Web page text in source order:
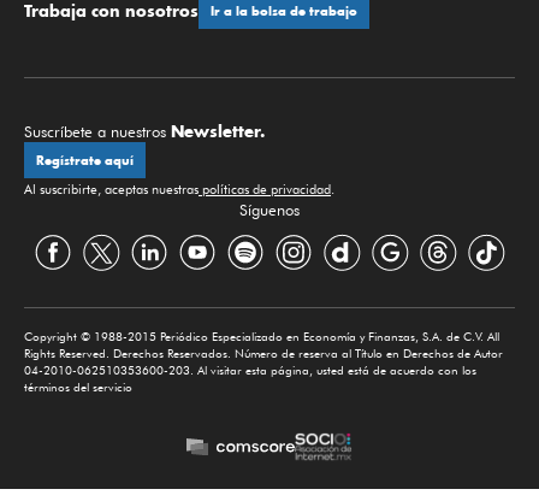
Trabaja con nosotros Ir a la bolsa de trabajo
Suscríbete a nuestros Newsletter.
Regístrate aquí
Al suscribirte, aceptas nuestras políticas de privacidad
Síguenos
Copyright © 1988-2015 Periódico Especializado en Economía y Finanzas, S.A. de C.V. All
Rights Reserved. Derechos Reservados. Número de reserva al Título en Derechos de Autor
04-2010-062510353600-203. Al visitar esta página, usted está de acuerdo con los
términos del servicio